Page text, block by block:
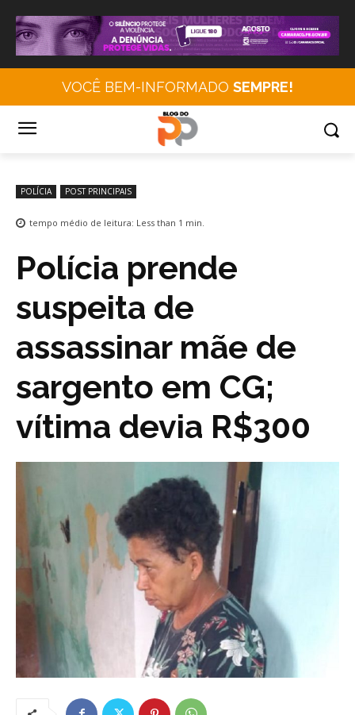
VOCÊ BEM-INFORMADO SEMPRE!
POLÍCIA POST PRINCIPAIS
tempo médio de leitura: Less than 1 min.
Polícia prende
suspeita de
assassinar mãe de
sargento em CG;
vítima devia R$300